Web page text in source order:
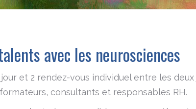
avec les neurosciences
jour et 2 rendez-vous individuel entre les deux
consultants et responsables RH.